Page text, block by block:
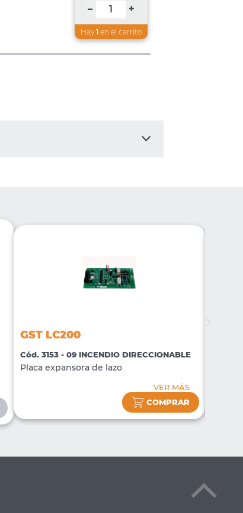
– +
Hay 1en el carrito
GST LC200
Cód. 3153 - 09 INCENDIO DIRECCIONABLE
Placa expansora de lazo
VER MÁS
COMPRAR